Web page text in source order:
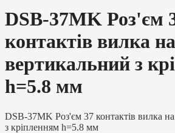
DSB-37MK Роз'єм
контактів вилка
вертикальний з
h=5.8 мм
DSB-37MK Роз'єм 37 контактів вилка
з кріпленням h=5.8 мм